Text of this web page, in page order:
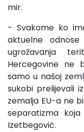
mir.
- Svakome ko
aktuelne
ugrožavanja
Hercegovine ne
samo u našoj
sukobi prelijevali
zemalja EU-a ne
separatizma
Izetbegović.